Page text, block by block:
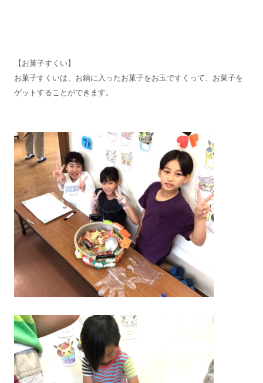
【お菓子すくい】
お菓子すくいは、お鍋に入ったお菓子をお玉ですくって、お菓子を
ゲットすることができます。